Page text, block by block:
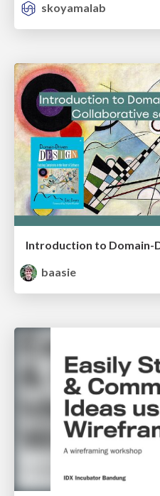
skoyamalab
baasie